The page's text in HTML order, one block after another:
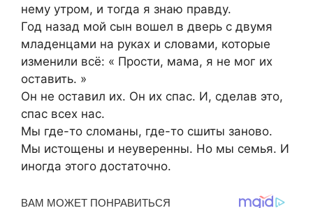
нему утром, и тогда я знаю правду.
Год назад мой сын вошел в дверь с двумя
младенцами на руках и словами, которые
изменили всё: « Прости, мама, я не мог их
оставить. »
Он не оставил их. Он их спас. И, сделав это,
спас всех нас.
Мы где-то сломаны, где-то сшиты заново.
Мы истощены и неуверенны. Но мы семья. И
иногда этого достаточно.